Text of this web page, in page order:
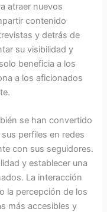
atraer nuevos
contenido
y detrás de
su visibilidad y
beneficia a los
a los aficionados
se han convertido
perfiles en redes
con sus seguidores.
y establecer una
La interacción
la percepción de los
más accesibles y